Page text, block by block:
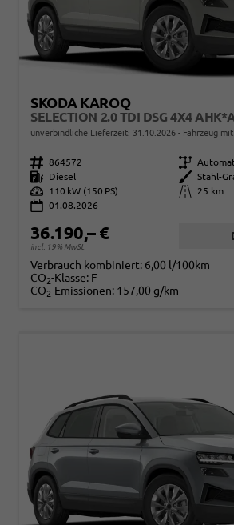
SKODA KAROQ
unverbindliche Lieferzeit: 31.10.2026 Fahrzeug
Fahrzeugnr. 864572 Getriebe
Kraftstoff
Diesel Außenfarbe
Stahl-
Leistung
110 kW (150 PS) Kilometerstand
25 km
01.08.2026
36.190,– €
incl. 19% MwSt.
Verbrauch kombiniert: 6,00 l/100km
CO2-Klasse: F
CO2-Emissionen: 157,00 g/km